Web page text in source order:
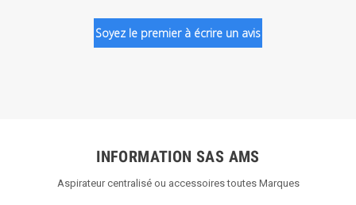
Soyez le premier à écrire un avis
INFORMATION SAS AMS
Aspirateur centralisé ou accessoires toutes Marques